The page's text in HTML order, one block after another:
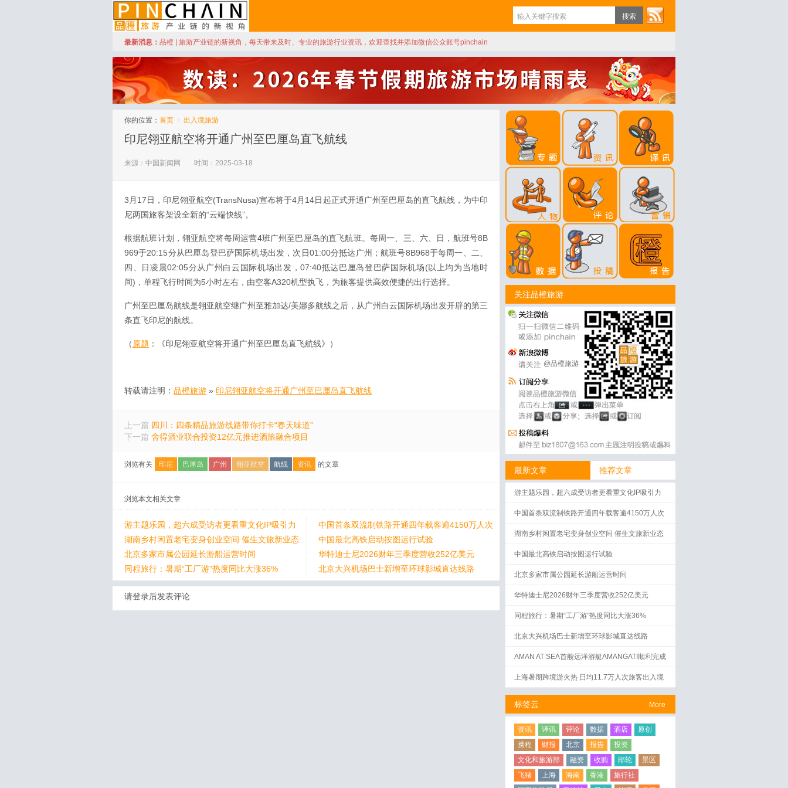
品橙旅游
最新消息： 品橙 | 旅游产业链的新视角，每天带来及时、专业的旅游行业资讯，欢迎查找并添加微信公众账号pinchain
你的位置： 首页 > 出入境旅游
印尼翎亚航空将开通广州至巴厘岛直飞航线
来源：中国新闻网 时间：2025-03-18
3月17日，印尼翎亚航空(TransNusa)宣布将于4月14日起正式开通广州至巴厘岛的直飞航线，为中印
尼两国旅客架设全新的“云端快线”。
根据航班计划，翎亚航空将每周运营4班广州至巴厘岛的直飞航班。每周一、三、六、日，航班号8B
969于20:15分从巴厘岛登巴萨国际机场出发，次日01:00分抵达广州；航班号8B968于每周一、二、
四、日凌晨02:05分从广州白云国际机场出发，07:40抵达巴厘岛登巴萨国际机场(以上均为当地时
间)，单程飞行时间为5小时左右，由空客A320机型执飞，为旅客提供高效便捷的出行选择。
广州至巴厘岛航线是翎亚航空继广州至雅加达/美娜多航线之后，从广州白云国际机场出发开辟的第三
条直飞印尼的航线。
（ 原题 ：《印尼翎亚航空将开通广州至巴厘岛直飞航线》）
转载请注明： 品橙旅游 » 印尼翎亚航空将开通广州至巴厘岛直飞航线
上一篇 四川：四条精品旅游线路带你打卡“春天味道”
下一篇 舍得酒业联合投资12亿元推进酒旅融合项目
浏览有关 印尼 巴厘岛 广州 翎亚航空 航线 资讯 的文章
浏览本文相关文章
游主题乐园，超六成受访者更看重文化IP吸引力
中国首条双流制铁路开通四年载客逾4150万人次
湖南乡村闲置老宅变身创业空间 催生文旅新业态
中国最北高铁启动按图运行试验
北京多家市属公园延长游船运营时间
华特迪士尼2026财年三季度营收252亿美元
同程旅行：暑期“工厂游”热度同比大涨36%
北京大兴机场巴士新增至环球影城直达线路
请登录后发表评论
关注品橙旅游
@品橙旅游
最新文章 推荐文章
游主题乐园，超六成受访者更看重文化IP吸引力
中国首条双流制铁路开通四年载客逾4150万人次
湖南乡村闲置老宅变身创业空间 催生文旅新业态
中国最北高铁启动按图运行试验
北京多家市属公园延长游船运营时间
华特迪士尼2026财年三季度营收252亿美元
同程旅行：暑期“工厂游”热度同比大涨36%
北京大兴机场巴士新增至环球影城直达线路
AMAN AT SEA首艘远洋游艇AMANGATI顺利完成
上海暑期跨境游火热 日均11.7万人次旅客出入境
More
标签云
资讯 译讯 评论 数据 酒店
原创
携程
财报 北京 报告
投资
文化和旅游部
融资 收购 邮轮
景区
飞猪
上海 海南 香港
旅行社